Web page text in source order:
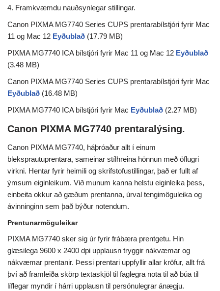
4. Framkvæmdu nauðsynlegar stillingar.
Canon PIXMA MG7740 Series CUPS prentarabílstjóri fyrir Mac
11 og Mac 12 Eyðublað (17.79 MB)
PIXMA MG7740 ICA bílstjóri fyrir Mac 11 og Mac 12 Eyðublað
(3.48 MB)
Canon PIXMA MG7740 Series CUPS prentarabílstjóri fyrir Mac
Eyðublað (16.48 MB)
PIXMA MG7740 ICA bílstjóri fyrir Mac Eyðublað (2.27 MB)
Canon PIXMA MG7740 prentaralýsing.
Canon PIXMA MG7740, háþróaður allt í einum
bleksprautuprentara, sameinar stílhreina hönnun með öflugri
virkni. Hentar fyrir heimili og skrifstofustillingar, það er fullt af
ýmsum eiginleikum. Við munum kanna helstu eiginleika þess,
einbeita okkur að gæðum prentanna, úrval tengimöguleika og
ávinninginn sem það býður notendum.
Prentunarmöguleikar
PIXMA MG7740 sker sig úr fyrir frábæra prentgetu. Hin
glæsilega 9600 x 2400 dpi upplausn tryggir nákvæmar og
nákvæmar prentanir. Þessi prentari uppfyllir allar kröfur, allt frá
því að framleiða skörp textaskjöl til faglegra nota til að búa til
líflegar myndir í hárri upplausn til persónulegrar ánægju.